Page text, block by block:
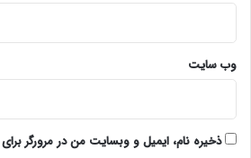
وب‌ سایت
ذخیره نام، ایمیل و وبسایت من در مرورگر